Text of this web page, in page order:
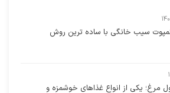
سیب خانگی با ساده ترین روش
مرغ؛ یکی از انواع غذاهای خوشمزه و